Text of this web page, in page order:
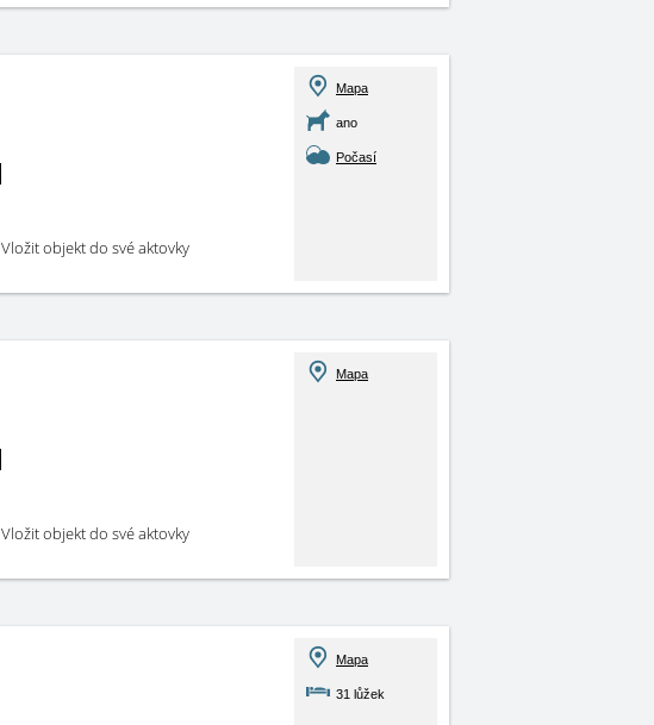
Vložit objekt do své aktovky
Mapa
ano
Počasí
Vložit objekt do své aktovky
Mapa
Mapa
31 lůžek